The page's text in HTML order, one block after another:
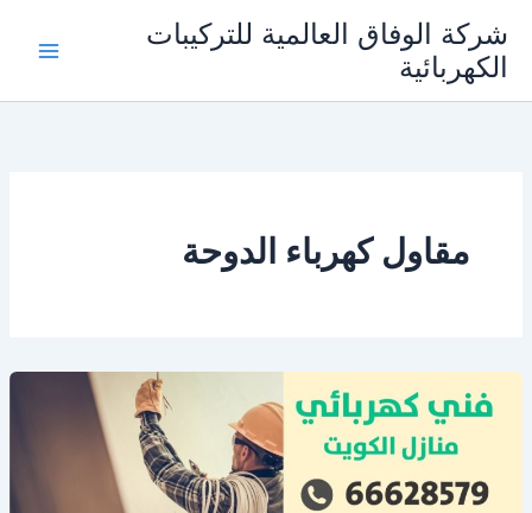
المحتوى
شركة الوفاق العالمية للتركيبات
الكهربائية
مقاول كهرباء الدوحة